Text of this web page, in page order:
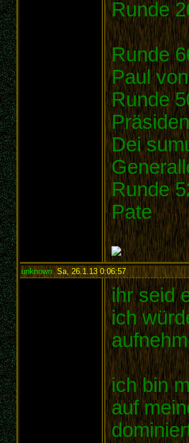
Runde
Runde
Paul
Runde
Dei
Runde
Pate
unknown,Sa, 26.1.13 0:06:57:
ihr seid
ich
ich bin
auf